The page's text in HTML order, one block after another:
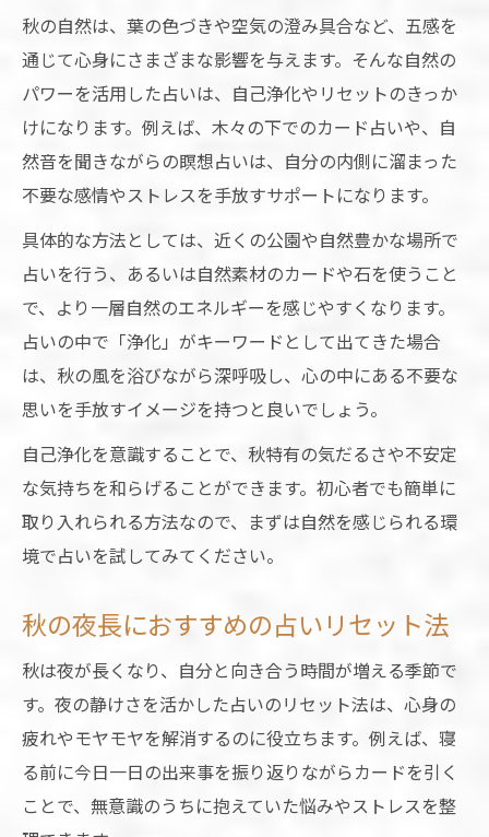
秋の自然は、葉の色づきや空気の澄み具合など、五感を
通じて心身にさまざまな影響を与えます。そんな自然の
パワーを活用した占いは、自己浄化やリセットのきっか
けになります。例えば、木々の下でのカード占いや、自
然音を聞きながらの瞑想占いは、自分の内側に溜まった
不要な感情やストレスを手放すサポートになります。
具体的な方法としては、近くの公園や自然豊かな場所で
占いを行う、あるいは自然素材のカードや石を使うこと
で、より一層自然のエネルギーを感じやすくなります。
占いの中で「浄化」がキーワードとして出てきた場合
は、秋の風を浴びながら深呼吸し、心の中にある不要な
思いを手放すイメージを持つと良いでしょう。
自己浄化を意識することで、秋特有の気だるさや不安定
な気持ちを和らげることができます。初心者でも簡単に
取り入れられる方法なので、まずは自然を感じられる環
境で占いを試してみてください。
秋の夜長におすすめの占いリセット法
秋は夜が長くなり、自分と向き合う時間が増える季節で
す。夜の静けさを活かした占いのリセット法は、心身の
疲れやモヤモヤを解消するのに役立ちます。例えば、寝
る前に今日一日の出来事を振り返りながらカードを引く
ことで、無意識のうちに抱えていた悩みやストレスを整